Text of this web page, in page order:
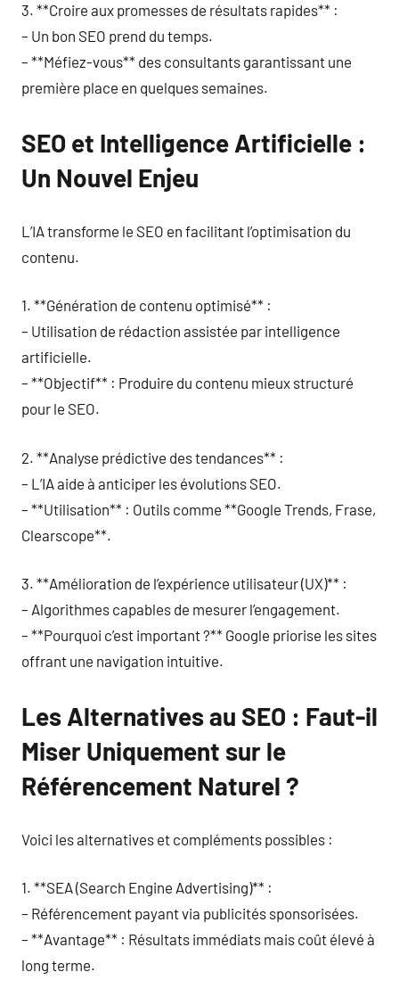
3. **Croire aux promesses de résultats rapides** :
– Un bon SEO prend du temps.
– **Méfiez-vous** des consultants garantissant une
première place en quelques semaines.
SEO et Intelligence Artificielle :
Un Nouvel Enjeu
L’IA transforme le SEO en facilitant l’optimisation du
contenu.
1. **Génération de contenu optimisé** :
– Utilisation de rédaction assistée par intelligence
artificielle.
– **Objectif** : Produire du contenu mieux structuré
pour le SEO.
2. **Analyse prédictive des tendances** :
– L’IA aide à anticiper les évolutions SEO.
– **Utilisation** : Outils comme **Google Trends, Frase,
Clearscope**.
3. **Amélioration de l’expérience utilisateur (UX)** :
– Algorithmes capables de mesurer l’engagement.
– **Pourquoi c’est important ?** Google priorise les sites
offrant une navigation intuitive.
Les Alternatives au SEO : Faut-il
Miser Uniquement sur le
Référencement Naturel ?
Voici les alternatives et compléments possibles :
1. **SEA (Search Engine Advertising)** :
– Référencement payant via publicités sponsorisées.
– **Avantage** : Résultats immédiats mais coût élevé à
long terme.